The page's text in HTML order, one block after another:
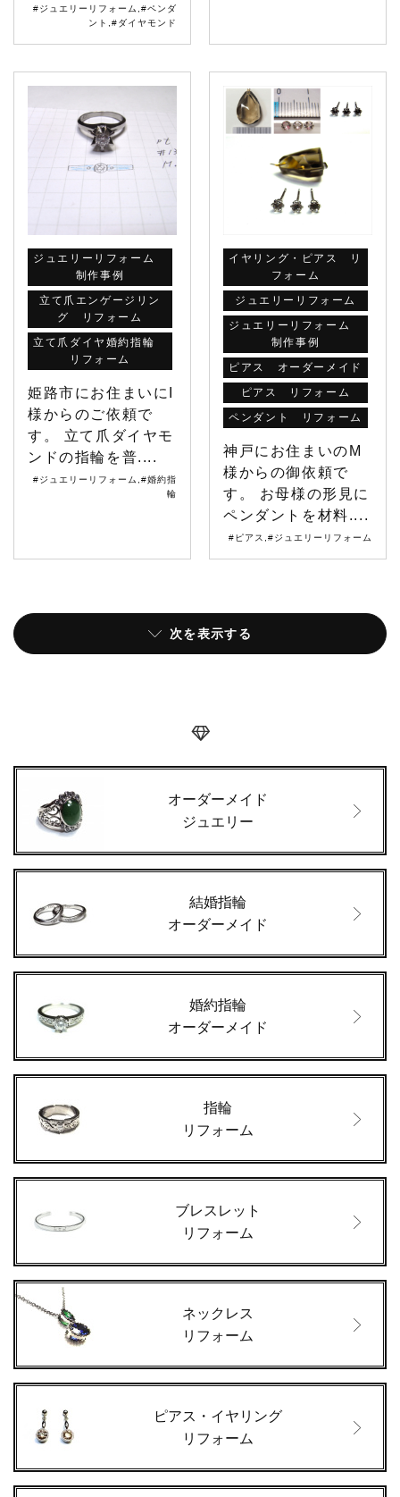
#ジュエリーリフォーム #ペンダ
ント
#ダイヤモンド
ジュエリーリフォーム
制作事例
立て爪エンゲージリン
グ リフォーム
立て爪ダイヤ婚約指輪
リフォーム
姫路市にお住まいにI
様からのご依頼で
す。 立て爪ダイヤモ
ンドの指輪を普....
#ジュエリーリフォーム #婚約指
輪
イヤリング・ピアス リ
フォーム
ジュエリーリフォーム
ジュエリーリフォーム
制作事例
ピアス オーダーメイド
ピアス リフォーム
ペンダント リフォーム
神戸にお住まいのM
様からの御依頼で
す。 お母様の形見に
ペンダントを材料....
#ピアス #ジュエリーリフォーム
次を表示する
オーダーメイド
ジュエリー
結婚指輪
オーダーメイド
婚約指輪
オーダーメイド
指輪
リフォーム
ブレスレット
リフォーム
ネックレス
リフォーム
ピアス・イヤリング
リフォーム